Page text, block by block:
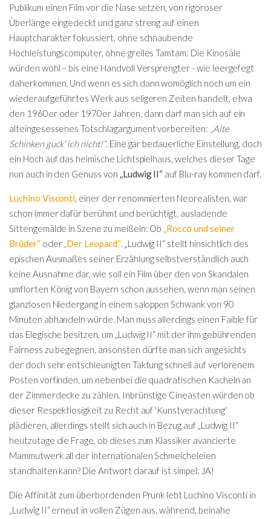
Publikum einen Film vor die Nase setzen, von rigoroser
Überlänge eingedeckt und ganz streng auf einen
Hauptcharakter fokussiert, ohne schnaubende
Hochleistungscomputer, ohne grelles Tamtam: Die Kinosäle
würden wohl – bis eine Handvoll Versprengter - wie leergefegt
daherkommen. Und wenn es sich dann womöglich noch um ein
wiederaufgeführtes Werk aus seligeren Zeiten handelt, etwa
den 1960er oder 1970er Jahren, dann darf man sich auf ein
alteingesessenes Totschlagargument vorbereiten: „Alte
Schinken guck' ich nicht!“. Eine gar bedauerliche Einstellung, doch
ein Hoch auf das heimische Lichtspielhaus, welches dieser Tage
nun auch in den Genuss von „Ludwig II“ auf Blu-ray kommen darf.
Luchino Visconti , einer der renommierten Neorealisten, war
schon immer dafür berühmt und berüchtigt, ausladende
Sittengemälde in Szene zu meißeln: Ob „Rocco und seiner
Brüder“oder „Der Leopard“. „Ludwig II“ stellt hinsichtlich des
epischen Ausmaßes seiner Erzählung selbstverständlich auch
keine Ausnahme dar, wie soll ein Film über den von Skandalen
umflorten König von Bayern schon aussehen, wenn man seinen
glanzlosen Niedergang in einem saloppen Schwank von 90
Minuten abhandeln würde. Man muss allerdings einen Faible für
das Elegische besitzen, um „Ludwig II“ mit der ihm gebührenden
Fairness zu begegnen, ansonsten dürfte man sich angesichts
der doch sehr entschleunigten Taktung schnell auf verlorenem
Posten vorfinden, um nebenbei die quadratischen Kacheln an
der Zimmerdecke zu zählen. Inbrünstige Cineasten würden ob
dieser Respektlosigkeit zu Recht auf 'Kunstverachtung'
plädieren, allerdings stellt sich auch in Bezug auf „Ludwig II“
heutzutage die Frage, ob dieses zum Klassiker avancierte
Mammutwerk all der internationalen Schmeicheleien
standhalten kann? Die Antwort darauf ist simpel: JA!
Die Affinität zum überbordenden Prunk lebt Luchino Visconti in
„Ludwig II“ erneut in vollen Zügen aus, während, beinahe